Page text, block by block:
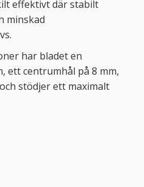
effektivt där stabilt
minskad
har bladet en
ett centrumhål på 8 mm,
stödjer ett maximalt